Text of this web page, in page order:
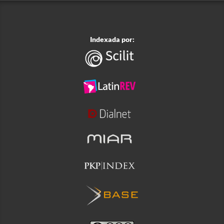
Indexada por: